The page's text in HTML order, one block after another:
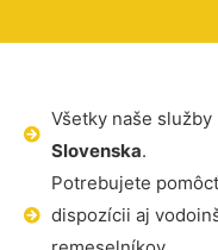
Všetky naše
Slovenska.
Potrebujete
dispozícii aj